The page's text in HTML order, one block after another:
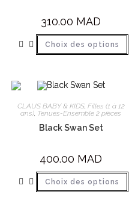
310.00 MAD
Choix des options
CLAUS BABY & KIDS, Filles (1 à 12
ans), Tenues-Ensemble 2 pièces
Black Swan Set
400.00 MAD
Choix des options